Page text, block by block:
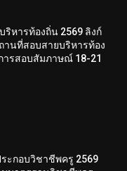
หารท้องถิ่น 2569 ลิงก์
านที่สอบสายบริหารท้อง
ารสอบสัมภาษณ์ 18-21
ะกอบวิชาชีพครู 2569